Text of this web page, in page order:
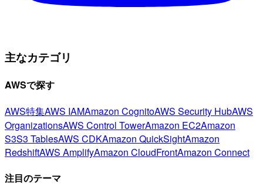
主なカテゴリ
AWSで探す
AWS特集AWS IAMAmazon CognitoAWS Security HubAWS
OrganizationsAWS Control TowerAmazon EC2Amazon
S3S3 TablesAWS CDKAmazon QuickSightAmazon
RedshiftAWS AmplifyAmazon CloudFrontAmazon Connect
注目のテーマ